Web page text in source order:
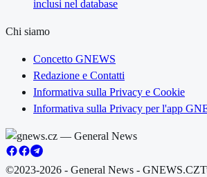
inclusi nel database
Chi siamo
Concetto GNEWS
Redazione e Contatti
Informativa sulla Privacy e Cookie
Informativa sulla Privacy per l'app
©2023-2026 - General News - GNEWS.CZ